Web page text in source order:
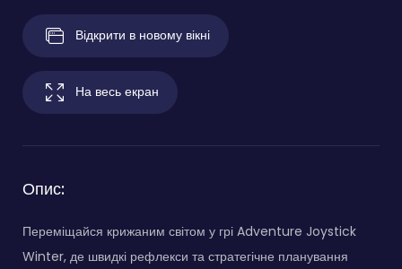
Відкрити в новому вікні
На весь екран
Опис:
Переміщайся крижаним світом у грі Adventure Joystick
Winter, де швидкі рефлекси та стратегічне планування